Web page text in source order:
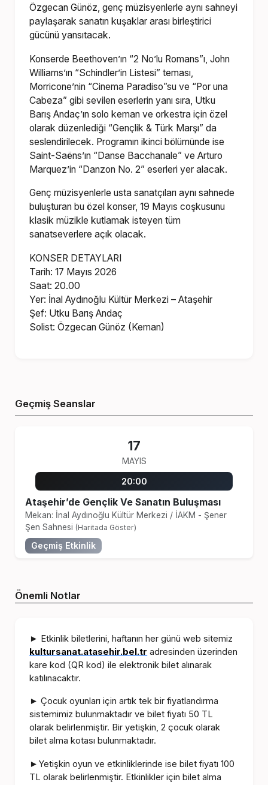
Özgecan Günöz, genç müzisyenlerle aynı sahneyi
paylaşarak sanatın kuşaklar arası birleştirici
gücünü yansıtacak.
Konserde Beethoven’ın “2 No’lu Romans”ı, John
Williams’ın “Schindler’in Listesi” teması,
Morricone’nin “Cinema Paradiso”su ve “Por una
Cabeza” gibi sevilen eserlerin yanı sıra, Utku
Barış Andaç’ın solo keman ve orkestra için özel
olarak düzenlediği “Gençlik & Türk Marşı” da
seslendirilecek. Programın ikinci bölümünde ise
Saint-Saëns’ın “Danse Bacchanale” ve Arturo
Marquez’in “Danzon No. 2” eserleri yer alacak.
Genç müzisyenlerle usta sanatçıları aynı sahnede
buluşturan bu özel konser, 19 Mayıs coşkusunu
klasik müzikle kutlamak isteyen tüm
sanatseverlere açık olacak.
KONSER DETAYLARI
Tarih: 17 Mayıs 2026
Saat: 20.00
Yer: İnal Aydınoğlu Kültür Merkezi – Ataşehir
Şef: Utku Barış Andaç
Solist: Özgecan Günöz (Keman)
Geçmiş Seanslar
17
MAYIS
20:00
Ataşehir’de Gençlik Ve Sanatın Buluşması
Mekan: İnal Aydınoğlu Kültür Merkezi / İAKM - Şener
Şen Sahnesi (Haritada Göster)
Geçmiş Etkinlik
Önemli Notlar
► Etkinlik biletlerini, haftanın her günü web sitemiz
kultursanat.atasehir.bel.tr adresinden üzerinden
kare kod (QR kod) ile elektronik bilet alınarak
katılınacaktır.
► Çocuk oyunları için artık tek bir fiyatlandırma
sistemimiz bulunmaktadır ve bilet fiyatı 50 TL
olarak belirlenmiştir. Bir yetişkin, 2 çocuk olarak
bilet alma kotası bulunmaktadır.
► Yetişkin oyun ve etkinliklerinde ise bilet fiyatı 100
TL olarak belirlenmiştir. Etkinlikler için bilet alma